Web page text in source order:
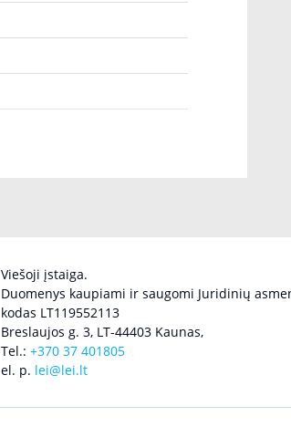
Viešoji įstaiga.
Duomenys kaupiami ir saugomi Juridinių
kodas LT119552113
Breslaujos g. 3, LT-44403 Kaunas,
Tel.: +370 37 401805
el. p. lei@lei.lt